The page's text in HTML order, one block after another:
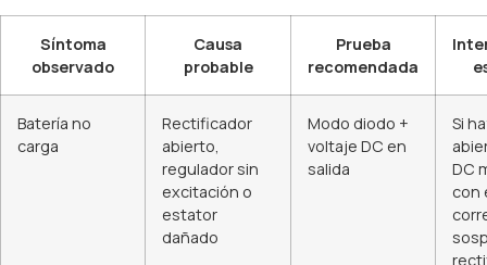
Síntoma
observado
Causa
probable
Prueba
recomendada
Batería no
carga
Rectificador
abierto,
regulador sin
excitación o
estator
dañado
Modo diodo +
voltaje DC en
salida
Si
DC
con